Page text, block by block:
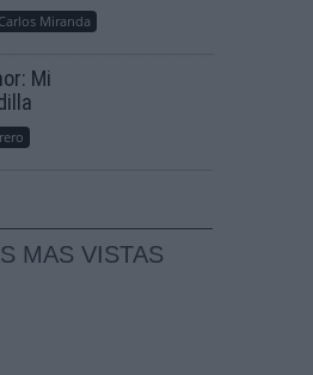
Carlos Miranda
Mi
MAS VISTAS